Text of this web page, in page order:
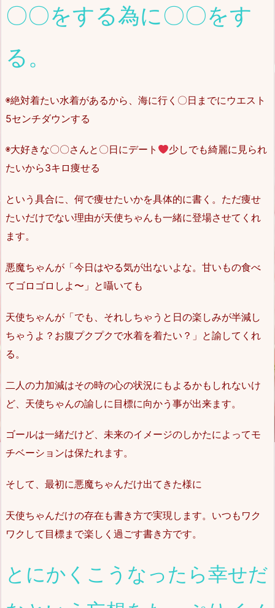
〇〇をする為に〇〇をす
る。
◉絶対着たい水着があるから、海に行く〇日までにウエスト
5センチダウンする
◉大好きな〇〇さんと〇日にデート
少しでも綺麗に見られ
たいから3キロ痩せる
という具合に、何で痩せたいかを具体的に書く。ただ痩せ
たいだけでない理由が天使ちゃんも一緒に登場させてくれ
ます。
悪魔ちゃんが「今日はやる気が出ないよな。甘いもの食べ
てゴロゴロしよ〜」と囁いても
天使ちゃんが「でも、それしちゃうと日の楽しみが半減し
ちゃうよ？お腹プクプクで水着を着たい？」と諭してくれ
る。
二人の力加減はその時の心の状況にもよるかもしれないけ
ど、天使ちゃんの諭しに目標に向かう事が出来ます。
ゴールは一緒だけど、未来のイメージのしかたによってモ
チベーションは保たれます。
そして、最初に悪魔ちゃんだけ出てきた様に
天使ちゃんだけの存在も書き方で実現します。いつもワク
ワクして目標まで楽しく過ごす書き方です。
とにかくこうなったら幸せだ